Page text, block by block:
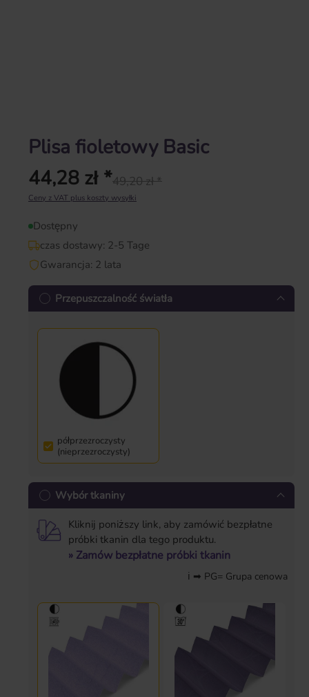
Plisa fioletowy Basic
Cena regularna:
44,28 zł *49,20 zł *
Ceny z VAT plus koszty wysyłki
Dostępny
czas dostawy: 2-5 Tage
Gwarancja: 2 lata
Przepuszczalność światła
półprzezroczysty
(nieprzezroczysty)
Wybór tkaniny
Kliknij poniższy link, aby zamówić bezpłatne
próbki tkanin dla tego produktu.
» Zamów bezpłatne próbki tkanin
ℹ ➡ PG= Grupa cenowa